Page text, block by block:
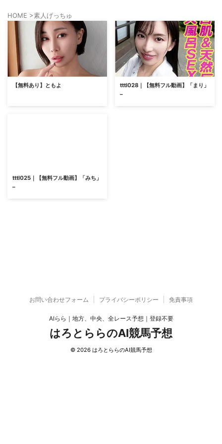
HOME >素人げっちゅ
【無料あり】ともよ
tttl028｜【無料フル動画】「まり」
–
tttl025｜【無料フル動画】「みち」
–
お問い合わせフォーム プライバシーポリシー 免責事項
AIらら｜地方、中央、全レース予想｜登録不要
はろとららのAI競馬予想
© 2026 はろとららのAI競馬予想